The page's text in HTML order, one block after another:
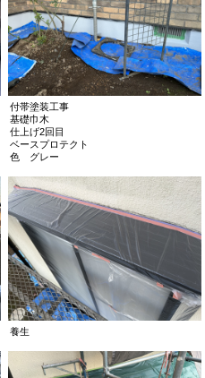
付帯塗装工事
基礎巾木
仕上げ１回目
ベースプロテクト
色 グレー
付帯塗装工事
基礎巾木
仕上げ2回目
ベースプロテクト
色 グレー